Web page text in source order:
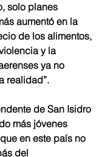
solo planes
aumentó en la
de los alimentos,
y la
ya no
realidad”.
de San Isidro
más jóvenes
en este país no
del